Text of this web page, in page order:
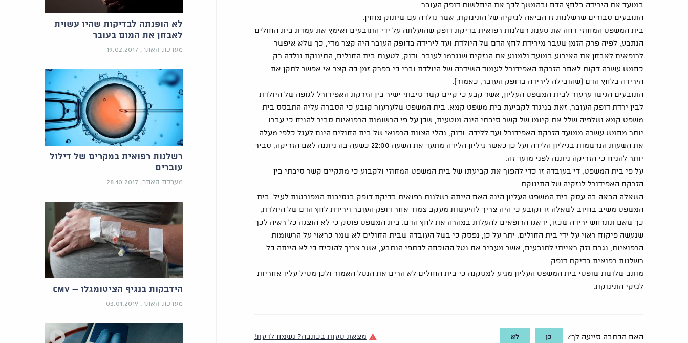
במועד את הירידה בלחץ הדם ובהמשך לכך את היחלשות דופק העובר.
התובעים סבורים שרשלנות זו הביאה לנזקיה של התינוקת, אשר נולדה עם שיתוק מוחין.
בית המשפט המחוזי דחה את טענת רשלנות רפואית בדיקת דופק שהועלתה על ידי התובעים ואימץ את עמדת בית החולים
הנתבע, לפיה פרק הזמן שעבר מירידת לחץ הדם של היולדת ועד לירידה בדופק העובר היה קצר מדי, כך שלא איפשר
לרופאים לאבחן את האירוע במועד ולמנוע את הנזקים שנגרמו לעובר. ודוק, לטענת בית החולים, התינוקת נולדה רק
כחמש עשרה דקות לאחר הזרקת האפידורל לעמוד השידרה של היולדת וברי כי בפרק זמן כה קצר אי אפשר לתקן את
הירידה בלחץ הדם (שהובילה לירידה בדופק העובר, כאמור).
התובעים הגישו ערעור לבית המשפט העליון, אשר קבע כי קיים קשר סיבתי ישיר בין הזרקת האפידורל לגופה של היולדת
לבין ירדת דופק העובר, זאת בניגוד לקביעת בית משפט קמא. בית המשפט שלערעור קובע כי הסברה עליה התבסס בית
משפט קמא ושלפיה שלל את קיומו של קשר סיבתי הינה מוטעית, שכן על פי הרשומות הרפואיות סביר להניח כי עברו
יותר מחמש עשרה ממועד הזרקת האפידורל ועד ללידה. ודוק, נהלי הצוות הרפואי של בית החולים הינם לעגל כלפי מעלה
את השעות הנרשמות בגיליון הלידה ועל כן כאשר גיליון הלידה מתעד את השעה 22:00 כשעה בה ניתנה לאם הזריקה, סביר
יותר להניח כי הזריקה ניתנה לפני מועד זה.
על פי בית המשפט, די בעובדה זו כדי להפוך את קביעתו של בית המשפט המחוזי ולקבוע כי מתקיים קשר סיבתי בין
הזרקת האפידורל לנזקיה של התינוקת.
השאלה הבאה בה עסק בית המשפט העליון הינה האם הייתה רשלנות רפואית בדיקת דופק בנסיבות המפורטות לעיל. בית
המשפט משיב בחיוב לשאלה זו וקובע כי היה צריך להיעשות מעקב צמוד אחר דופק העובר וירידת לחץ הדם של היולדת,
כך שאם תתרחש ירידה שכזו, ידאגו הרופאים להעלות במהרה את לחץ הדם. בית המשפט פוסק כי לא הוצגה כל ראיה לכך
שנעשה פיקוח ראוי על ידי בית החולים. יתר על כן, נפסק כי בשל העובדה שבית החולים לא שמר כראוי על הרשומות
הרפואיות, נגרם נזק ראייתי לתובעים, אשר מעביר את נטל ההוכחה לכתפי הנתבע, אשר צריך להוכיח כי לא הייתה כל
רשלנות רפואית בדיקת דופק.
מותב שלושת שופטי בית המשפט העליון מגיע למסקנה כי בית החולים לא הרים את הנטל האמור ולכן מטיל עליו אחריות
לנזקי התינוקת.
האם הכתבה סייעה לך? כן לא מצאת טעות בכתבה? נשמח לדעת!
לא הופנתה לבדיקות שהיו עשוית
לאבחן את המום בעובר
מערכת האתר, 19.02.2017
רשלנות רפואית במקרים של דילול
עוברים
מערכת האתר, 28.10.2017
הידבקות בנגיף הציטומגלו – CMV
מערכת האתר, 03.01.2019